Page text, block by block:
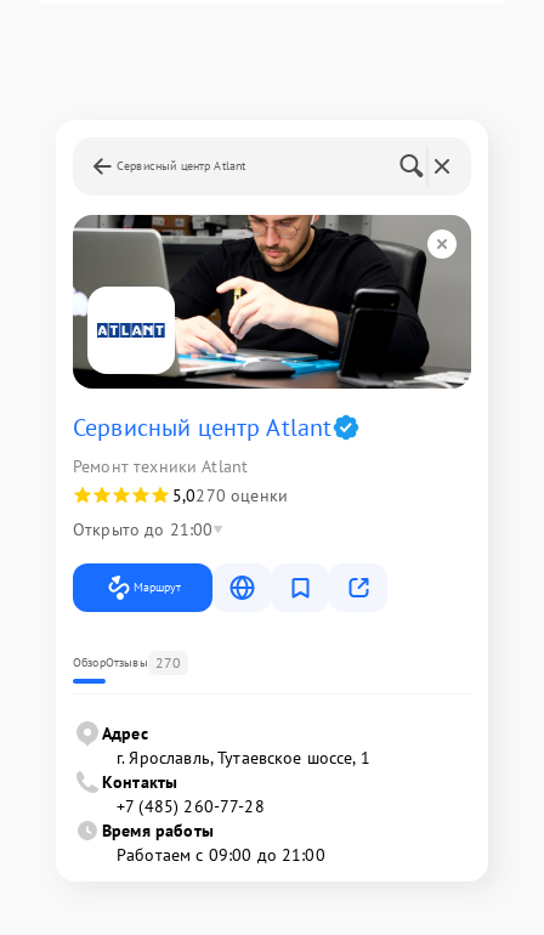
Сервисный центр Atlant
Сервисный центр Atlant
Ремонт техники Atlant
5,0270 оценки
Открыто до 21:00
Маршрут
ОбзорОтзывы 270
Адрес
г. Ярославль, Тутаевское шоссе, 1
Контакты
+7 (485) 260-77-28
Время работы
Работаем с 09:00 до 21:00